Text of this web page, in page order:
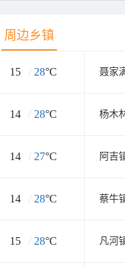
周边乡镇
15 / 28°C 聂家
14 / 28°C 杨木
14 / 27°C 阿吉
14 / 28°C 蔡牛
15 / 28°C 凡河